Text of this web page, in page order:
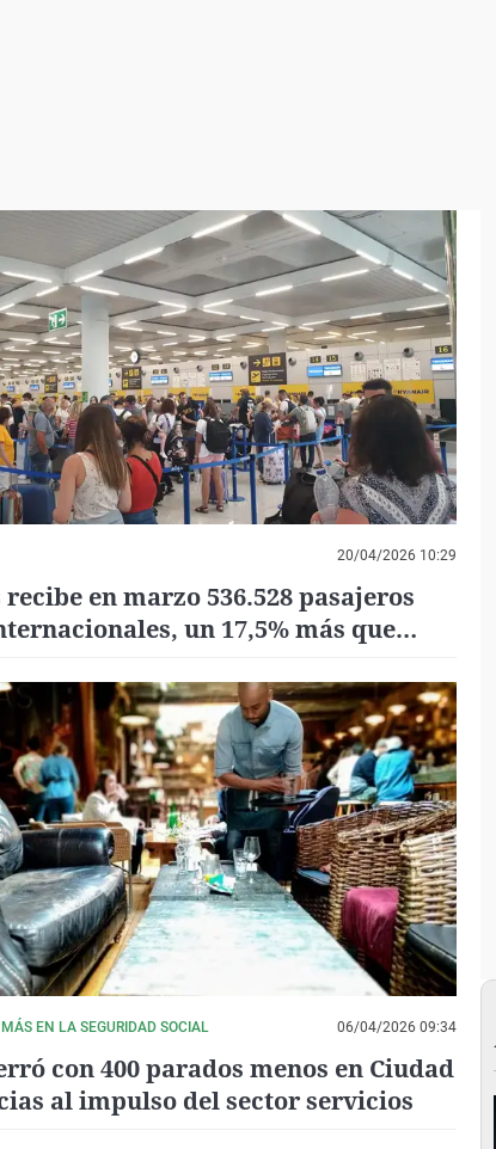
20/04/2026 10:29
en marzo 536.528 pasajeros
un 17,5% más que
EN LA SEGURIDAD SOCIAL 06/04/2026 09:34
con 400 parados menos en Ciudad
al impulso del sector servicios